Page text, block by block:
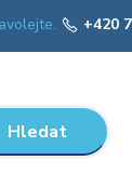
Hledat
+420